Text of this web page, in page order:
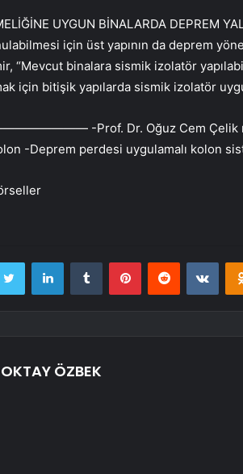
UYGUN BİNALARDA DEPREM
için üst yapının da deprem
“Mevcut binalara sismik izolatör
için bitişik yapılarda sismik izolatör
-Prof. Dr. Oğuz Cem Çelik
-Deprem perdesi uygulamalı kolon
Twitter LinkedInTumblr PinterestReddit
OKTAY ÖZBEK